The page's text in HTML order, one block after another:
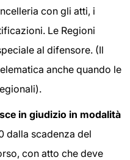
con gli atti, i
Le Regioni
al difensore. (Il
anche quando le
in giudizio in modalità
dalla scadenza del
con atto che deve